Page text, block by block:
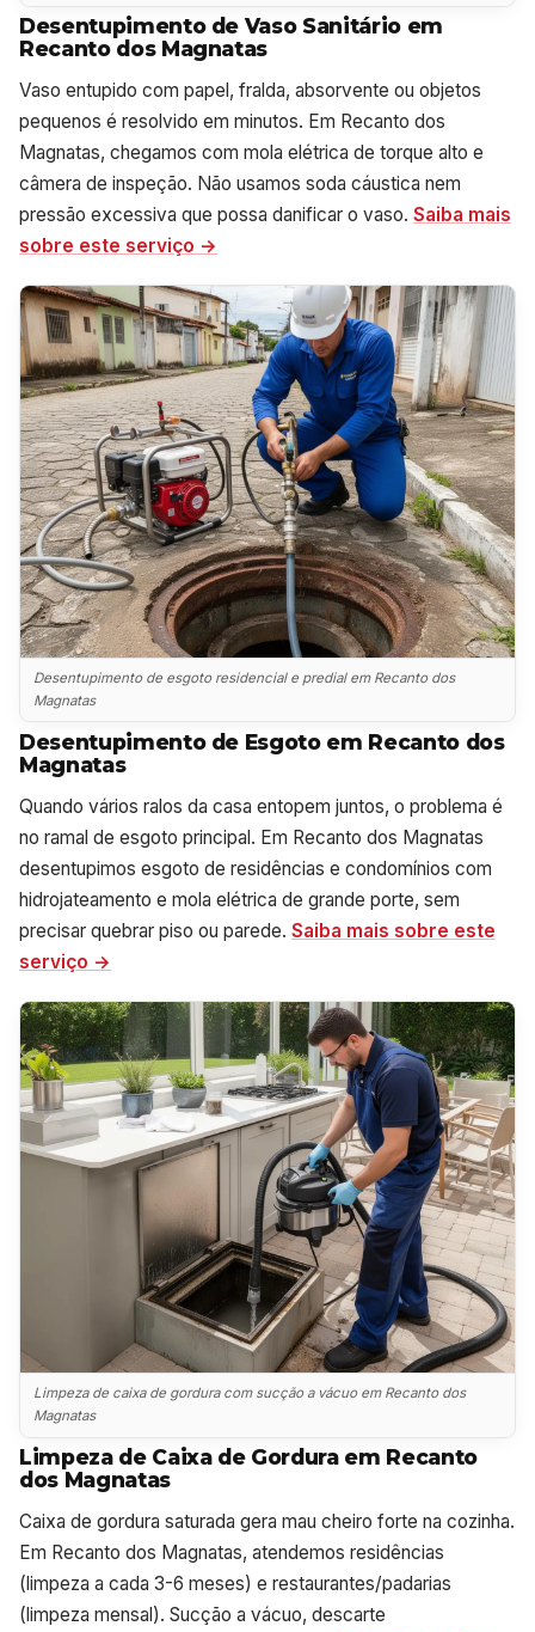
Desentupimento de Vaso Sanitário em
Recanto dos Magnatas
Vaso entupido com papel, fralda, absorvente ou objetos
pequenos é resolvido em minutos. Em Recanto dos
Magnatas, chegamos com mola elétrica de torque alto e
câmera de inspeção. Não usamos soda cáustica nem
pressão excessiva que possa danificar o vaso. Saiba mais
sobre este serviço →
Desentupimento de esgoto residencial e predial em Recanto dos
Magnatas
Desentupimento de Esgoto em Recanto dos
Magnatas
Quando vários ralos da casa entopem juntos, o problema é
no ramal de esgoto principal. Em Recanto dos Magnatas
desentupimos esgoto de residências e condomínios com
hidrojateamento e mola elétrica de grande porte, sem
precisar quebrar piso ou parede. Saiba mais sobre este
serviço →
Limpeza de caixa de gordura com sucção a vácuo em Recanto dos
Magnatas
Limpeza de Caixa de Gordura em Recanto
dos Magnatas
Caixa de gordura saturada gera mau cheiro forte na cozinha.
Em Recanto dos Magnatas, atendemos residências
(limpeza a cada 3-6 meses) e restaurantes/padarias
(limpeza mensal). Sucção a vácuo, descarte